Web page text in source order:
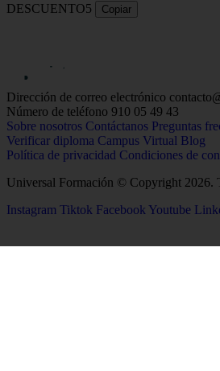
DESCUENTO5 Copiar
Dirección de correo electrónico
Número de teléfono 910 05 49 43
Sobre nosotros Contáctanos Preguntas
Verificar diploma Campus Virtual Blog
Política de privacidad Condiciones de
Universal Formación © Copyright 2026.
Instagram Tiktok Facebook Youtube